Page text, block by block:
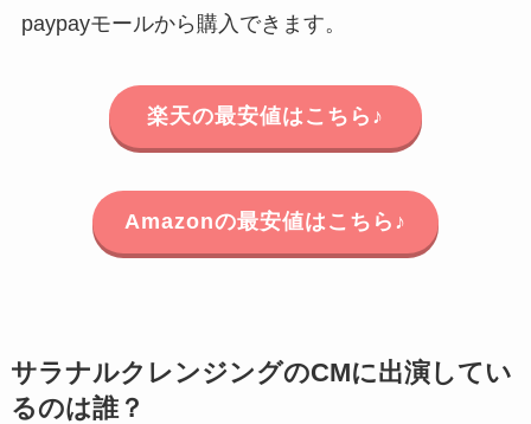
paypayモールから購入できます。
楽天の最安値はこちら♪
Amazonの最安値はこちら♪
サラナルクレンジングのCMに出演してい
るのは誰？